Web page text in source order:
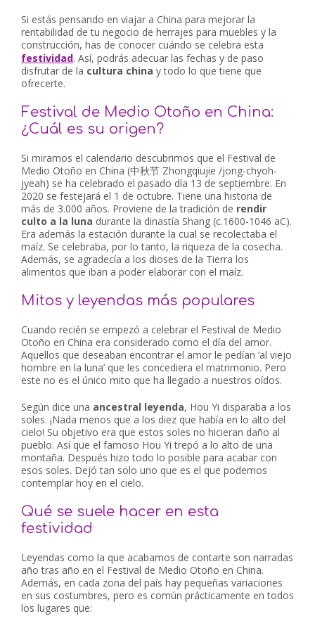
Si estás pensando en viajar a China para mejorar la
rentabilidad de tu negocio de herrajes para muebles y la
construcción, has de conocer cuándo se celebra esta
festividad. Así, podrás adecuar las fechas y de paso
disfrutar de la cultura china y todo lo que tiene que
ofrecerte.
Festival de Medio Otoño en China:
¿Cuál es su origen?
Si miramos el calendario descubrimos que el Festival de
Medio Otoño en China (中秋节 Zhongqiujie /jong-chyoh-
jyeah) se ha celebrado el pasado día 13 de septiembre. En
2020 se festejará el 1 de octubre. Tiene una historia de
más de 3.000 años. Proviene de la tradición de rendir
culto a la luna durante la dinastía Shang (c.1600-1046 aC).
Era además la estación durante la cual se recolectaba el
maíz. Se celebraba, por lo tanto, la riqueza de la cosecha.
Además, se agradecía a los dioses de la Tierra los
alimentos que iban a poder elaborar con el maíz.
Mitos y leyendas más populares
Cuando recién se empezó a celebrar el Festival de Medio
Otoño en China era considerado como el día del amor.
Aquellos que deseaban encontrar el amor le pedían ‘al viejo
hombre en la luna’ que les concediera el matrimonio. Pero
este no es el único mito que ha llegado a nuestros oídos.
Según dice una ancestral leyenda, Hou Yi disparaba a los
soles. ¡Nada menos que a los diez que había en lo alto del
cielo! Su objetivo era que estos soles no hicieran daño al
pueblo. Así que el famoso Hou Yi trepó a lo alto de una
montaña. Después hizo todo lo posible para acabar con
esos soles. Dejó tan solo uno que es el que podemos
contemplar hoy en el cielo.
Qué se suele hacer en esta
festividad
Leyendas como la que acabamos de contarte son narradas
año tras año en el Festival de Medio Otoño en China.
Además, en cada zona del país hay pequeñas variaciones
en sus costumbres, pero es común prácticamente en todos
los lugares que: